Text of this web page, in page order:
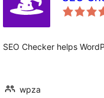
SEO Checker helps
wpza